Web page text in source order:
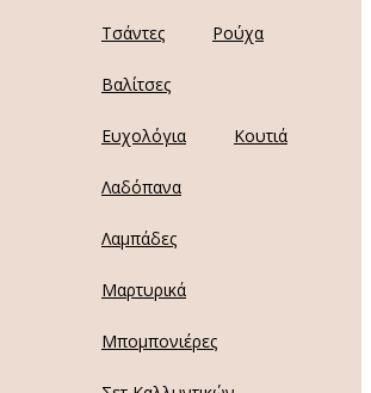
Τσάντες Ρούχα
Βαλίτσες
Ευχολόγια Κουτιά
Λαδόπανα
Λαμπάδες
Μαρτυρικά
Μπομπονιέρες